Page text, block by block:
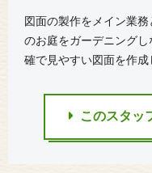
図面の製作をメイン業
のお庭をガーデニング
確で見やすい図面を作成
このスタッ